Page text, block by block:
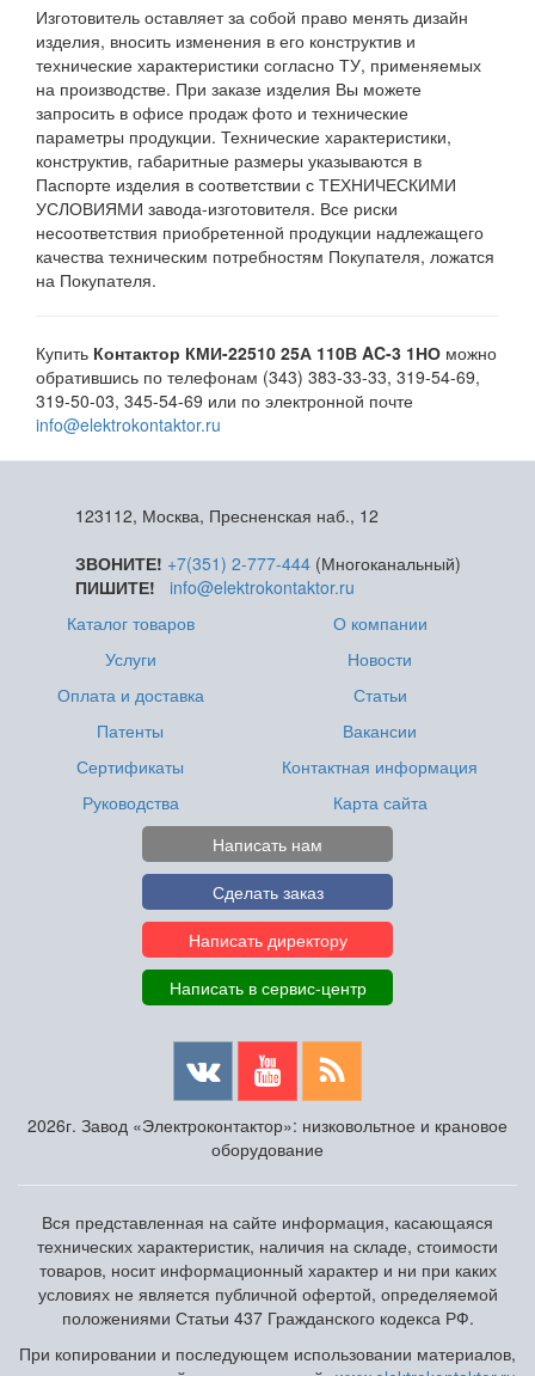
Изготовитель оставляет за собой право менять дизайн
изделия, вносить изменения в его конструктив и
технические характеристики согласно ТУ, применяемых
на производстве. При заказе изделия Вы можете
запросить в офисе продаж фото и технические
параметры продукции. Технические характеристики,
конструктив, габаритные размеры указываются в
Паспорте изделия в соответствии с ТЕХНИЧЕСКИМИ
УСЛОВИЯМИ завода-изготовителя. Все риски
несоответствия приобретенной продукции надлежащего
качества техническим потребностям Покупателя, ложатся
на Покупателя.
Купить Контактор КМИ-22510 25А 110В AC-3 1НО можно
обратившись по телефонам (343) 383-33-33, 319-54-69,
319-50-03, 345-54-69 или по электронной почте
info@elektrokontaktor.ru
123112, Москва, Пресненская наб., 12
ЗВОНИТЕ! +7(351) 2-777-444(Многоканальный)
ПИШИТЕ!
info@elektrokontaktor.ru
Каталог товаров
Услуги
Оплата и доставка
Патенты
Сертификаты
Руководства
О компании
Новости
Статьи
Вакансии
Контактная информация
Карта сайта
Написать нам
Сделать заказ
Написать директору
Написать в сервис-центр
2026г. Завод «Электроконтактор»: низковольтное и крановое
оборудование
Вся представленная на сайте информация, касающаяся
технических характеристик, наличия на складе, стоимости
товаров, носит информационный характер и ни при каких
условиях не является публичной офертой, определяемой
положениями Статьи 437 Гражданского кодекса РФ.
При копировании и последующем использовании материалов,